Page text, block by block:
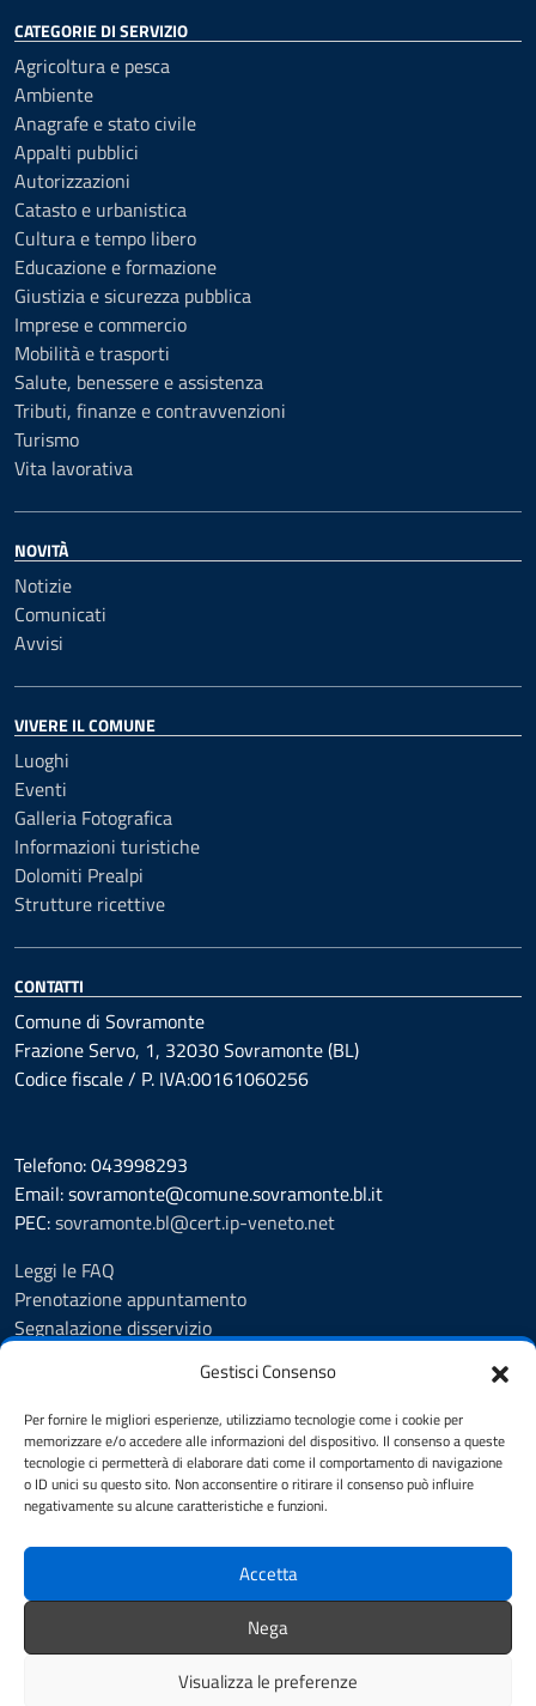
Gestisci Consenso
Per fornire le migliori esperienze, utilizziamo tecnologie come i cookie per
memorizzare e/o accedere alle informazioni del dispositivo. Il consenso a queste
tecnologie ci permetterà di elaborare dati come il comportamento di navigazione
o ID unici su questo sito. Non acconsentire o ritirare il consenso può influire
negativamente su alcune caratteristiche e funzioni.
Accetta
Nega
Visualizza le preferenze
CATEGORIE DI SERVIZIO
Agricoltura e pesca
Ambiente
Anagrafe e stato civile
Appalti pubblici
Autorizzazioni
Catasto e urbanistica
Cultura e tempo libero
Educazione e formazione
Giustizia e sicurezza pubblica
Imprese e commercio
Mobilità e trasporti
Salute, benessere e assistenza
Tributi, finanze e contravvenzioni
Turismo
Vita lavorativa
NOVITÀ
Notizie
Comunicati
Avvisi
VIVERE IL COMUNE
Luoghi
Eventi
Galleria Fotografica
Informazioni turistiche
Dolomiti Prealpi
Strutture ricettive
CONTATTI
Comune di Sovramonte
Frazione Servo, 1, 32030 Sovramonte (BL)
Codice fiscale / P. IVA:00161060256
Telefono: 043998293
Email: sovramonte@comune.sovramonte.bl.it
PEC:sovramonte.bl@cert.ip-veneto.net
Leggi le FAQ
Prenotazione appuntamento
Segnalazione disservizio
Amministrazione trasparente
Albo Pretorio
Informativa privacy
Note legali
Dichiarazione di accessibilità
SEGUICI SU
Facebook Telegram WhatsApp